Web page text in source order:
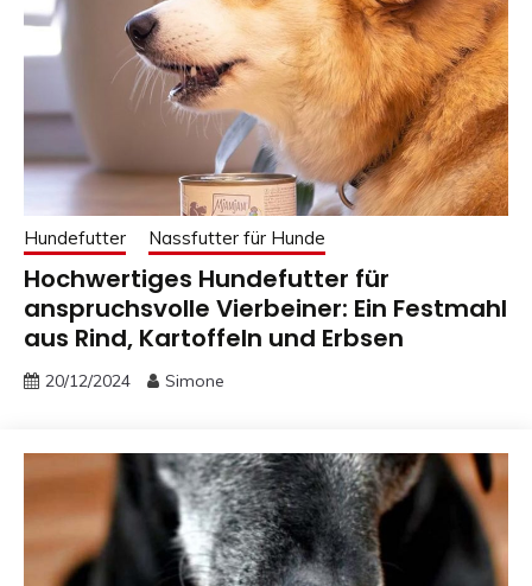
Hundefutter Nassfutter für Hunde
Hochwertiges Hundefutter für
anspruchsvolle Vierbeiner: Ein Festmahl
aus Rind, Kartoffeln und Erbsen
20/12/2024 Simone